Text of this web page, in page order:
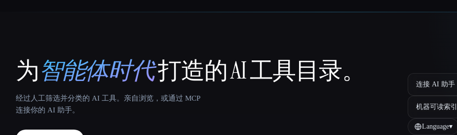
That AI Collection
为智能体时代打造的 AI 工具目录。
经过人工筛选并分类的 AI 工具。亲自浏览，或通过 MCP
连接你的 AI 助手。
连接 AI 助手
机器可读索引
Language▾